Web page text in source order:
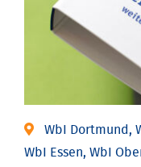
WbI Dortmund,
WbI Essen, WbI